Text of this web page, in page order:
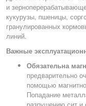
и
кукурузы, пшеницы,
гранулированных
линий.
Важные
Обязательна
предварительно
помощью
Попадание